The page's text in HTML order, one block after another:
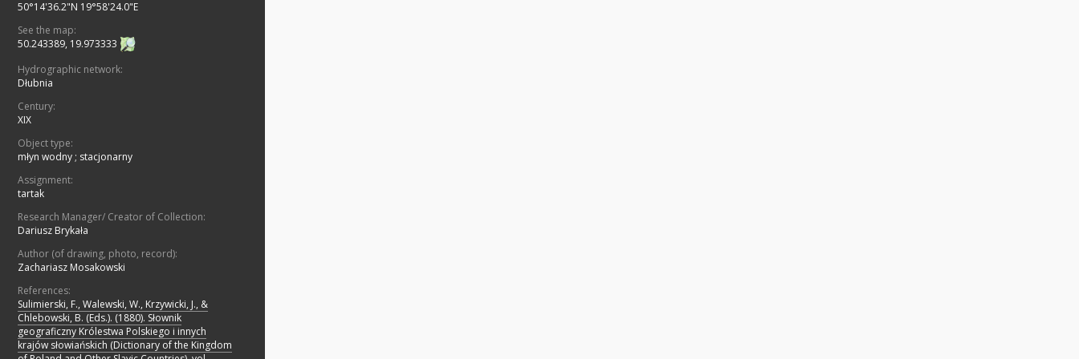
50°14'36.2"N 19°58'24.0"E
See the map:
50.243389, 19.973333
Hydrographic network:
Dłubnia
Century:
XIX
Object type:
młyn wodny ; stacjonarny
Assignment:
tartak
Research Manager/ Creator of Collection:
Dariusz Brykała
Author (of drawing, photo, record):
Zachariasz Mosakowski
References:
Sulimierski, F., Walewski, W., Krzywicki, J., &
Chlebowski, B. (Eds.). (1880). Słownik
geograficzny Królestwa Polskiego i innych
krajów słowiańskich (Dictionary of the Kingdom